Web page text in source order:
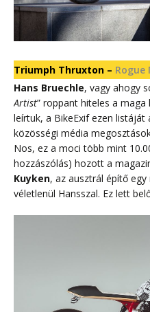
Triumph Thruxton – Rogue
Hans Bruechle, vagy ahogy
Artist” roppant hiteles a
leírtuk, a BikeExif ezen
közösségi média
Nos, ez a moci több mint
hozzászólás) hozott a
Kuyken, az ausztrál építő
véletlenül Hansszal. Ez lett